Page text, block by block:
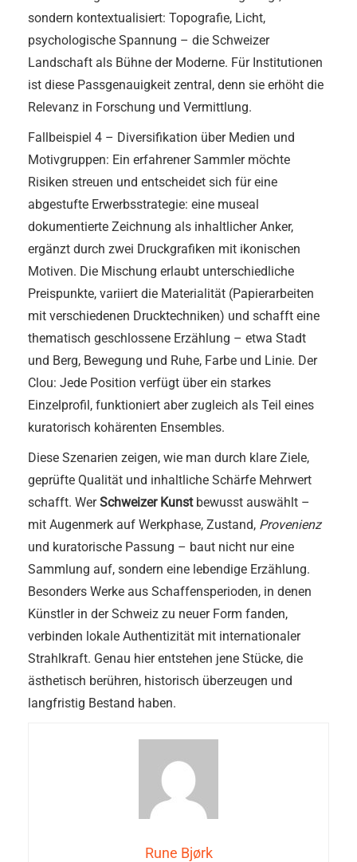
sondern kontextualisiert: Topografie, Licht,
psychologische Spannung – die Schweizer
Landschaft als Bühne der Moderne. Für Institutionen
ist diese Passgenauigkeit zentral, denn sie erhöht die
Relevanz in Forschung und Vermittlung.
Fallbeispiel 4 – Diversifikation über Medien und
Motivgruppen: Ein erfahrener Sammler möchte
Risiken streuen und entscheidet sich für eine
abgestufte Erwerbsstrategie: eine museal
dokumentierte Zeichnung als inhaltlicher Anker,
ergänzt durch zwei Druckgrafiken mit ikonischen
Motiven. Die Mischung erlaubt unterschiedliche
Preispunkte, variiert die Materialität (Papierarbeiten
mit verschiedenen Drucktechniken) und schafft eine
thematisch geschlossene Erzählung – etwa Stadt
und Berg, Bewegung und Ruhe, Farbe und Linie. Der
Clou: Jede Position verfügt über ein starkes
Einzelprofil, funktioniert aber zugleich als Teil eines
kuratorisch kohärenten Ensembles.
Diese Szenarien zeigen, wie man durch klare Ziele,
geprüfte Qualität und inhaltliche Schärfe Mehrwert
schafft. WerSchweizer Kunstbewusst auswählt –
mit Augenmerk auf Werkphase, Zustand, Provenienz
und kuratorische Passung – baut nicht nur eine
Sammlung auf, sondern eine lebendige Erzählung.
Besonders Werke aus Schaffensperioden, in denen
Künstler in der Schweiz zu neuer Form fanden,
verbinden lokale Authentizität mit internationaler
Strahlkraft. Genau hier entstehen jene Stücke, die
ästhetisch berühren, historisch überzeugen und
langfristig Bestand haben.
Rune Bjørk